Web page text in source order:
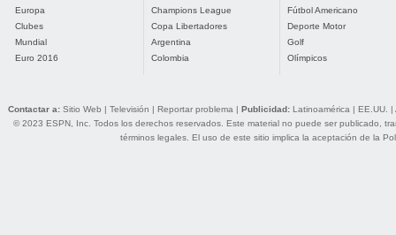
Europa
Clubes
Mundial
Euro 2016
Champions League
Copa Libertadores
Argentina
Colombia
Fútbol Americano
Deporte Motor
Golf
Olímpicos
Contactar a: Sitio Web | Televisión | Reportar problema | Publicidad: Latinoamérica | EE.UU. |
© 2023 ESPN, Inc. Todos los derechos reservados. Este material no puede ser publicado,
términos legales. El uso de este sitio implica la aceptación de la